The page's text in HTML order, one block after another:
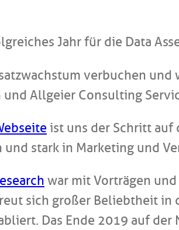
Jahr für die Data
verbuchen
und Allgeier Consulting
ist uns der Schritt auf
stark in Marketing und
war mit Vorträgen
sich großer Beliebtheit in
Das Ende 2019 auf